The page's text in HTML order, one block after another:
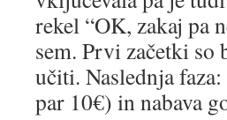
rekel “OK, zakaj pa
sem. Prvi začetki so
učiti. Naslednja
par 10€) in nabava